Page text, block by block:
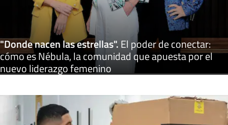
"Donde nacen las estrellas".El poder de conectar:
cómo es Nébula, la comunidad que apuesta por el
nuevo liderazgo femenino